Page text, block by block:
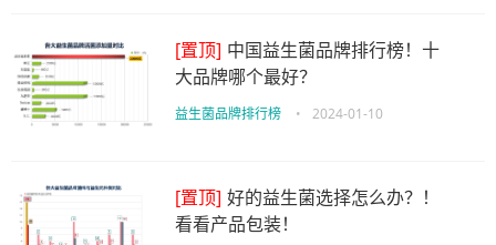
[置顶] 中国益生菌品牌排行榜！十
大品牌哪个最好？
益生菌品牌排行榜 • 2024-01-10
[置顶] 好的益生菌选择怎么办？！
看看产品包装！